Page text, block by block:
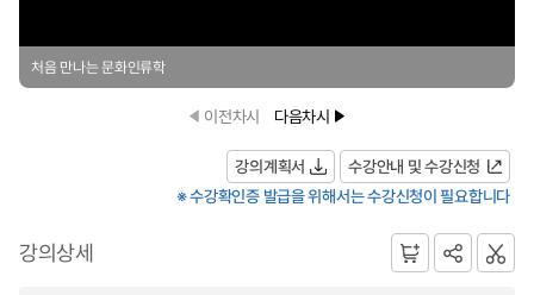
처음 만나는 문화인류학
이전차시 다음차시
강의계획서
수강안내 및 수강신청
※ 수강확인증 발급을 위해서는 수강신청이 필요합니다
강의상세